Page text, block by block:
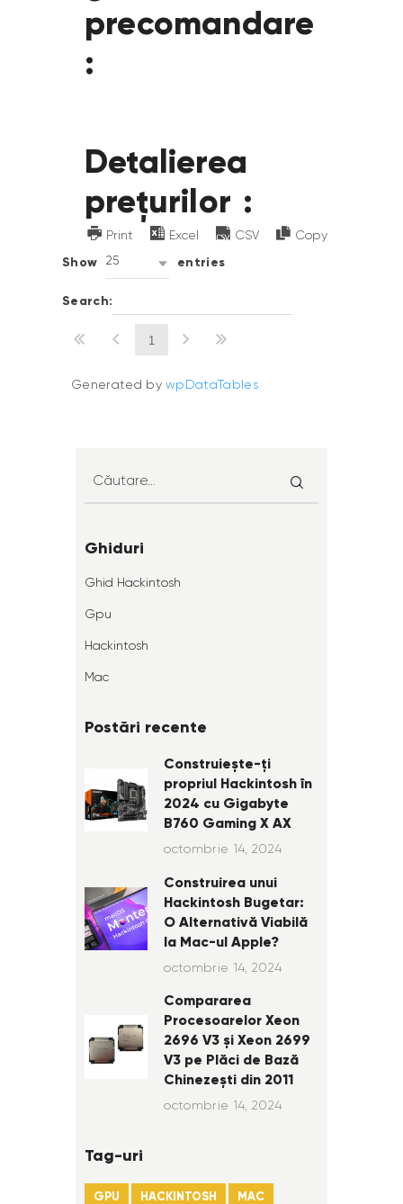
precomandare
:
Detalierea
prețurilor :
Print Excel CSV Copy
Show 25 entries
Search:
1
Generated bywpDataTables
Ghiduri
Ghid Hackintosh
Gpu
Hackintosh
Mac
Postări recente
Construiește-ți
propriul Hackintosh în
2024 cu Gigabyte
B760 Gaming X AX
octombrie 14, 2024
Construirea unui
Hackintosh Bugetar:
O Alternativă Viabilă
la Mac-ul Apple?
octombrie 14, 2024
Compararea
Procesoarelor Xeon
2696 V3 și Xeon 2699
V3 pe Plăci de Bază
Chinezești din 2011
octombrie 14, 2024
Tag-uri
GPU HACKINTOSH MAC